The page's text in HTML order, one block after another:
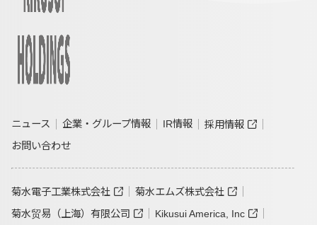
ニュース 企業・グループ情報 IR情報
採用情報
お問い合わせ
菊水電子工業株式会社
菊水エムズ株式会社
菊水贸易（上海）有限公司
Kikusui America, Inc